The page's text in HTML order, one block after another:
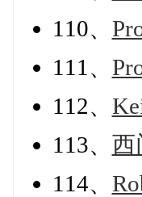
110、
111、
112、
113、 西
114、